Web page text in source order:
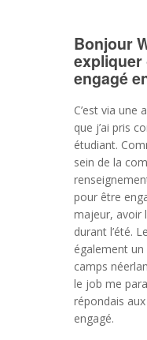
Bonjour
expliquer
engagé
C’est via une
que j’ai pris
étudiant.
sein de la
pour être
majeur, avoir
durant l’été.
également
camps
le job me
répondais
engagé.